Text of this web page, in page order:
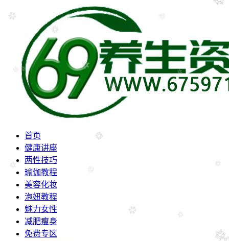
首页
健康讲座
两性技巧
瑜伽教程
美容化妆
泡妞教程
魅力女性
减肥瘦身
免费专区